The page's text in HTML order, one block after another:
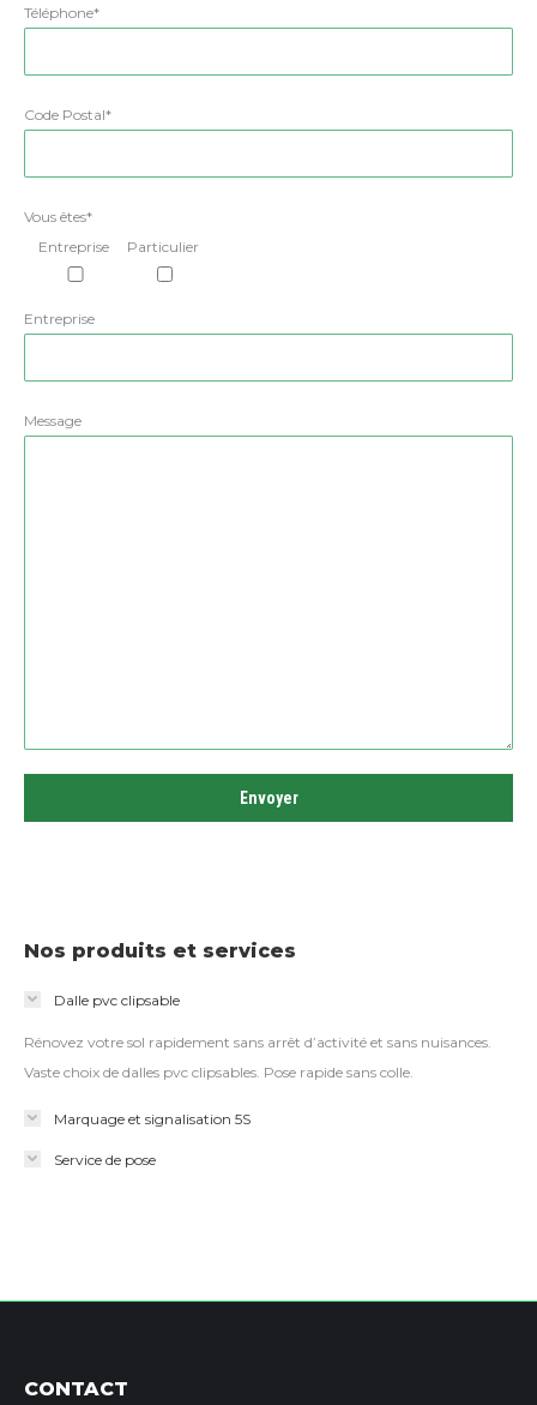
Téléphone*
Code Postal*
Vous êtes*
Entreprise
Particulier
Entreprise
Message
Nos produits et services
Dalle pvc clipsable
Rénovez votre sol rapidement sans arrêt d’activité et sans nuisances.
Vaste choix de dalles pvc clipsables. Pose rapide sans colle.
Marquage et signalisation 5S
Service de pose
CONTACT